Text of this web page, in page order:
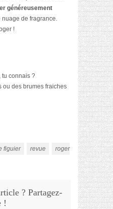
généreusement
nuage de fragrance.
!
tu connais ?
ou des brumes fraiches
figuier revue
roger
? Partagez-
!